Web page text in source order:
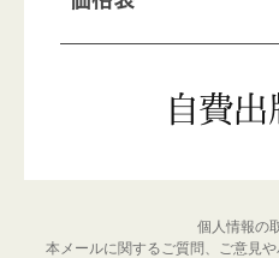
個人情報の
本メールに関するご質問、ご意見